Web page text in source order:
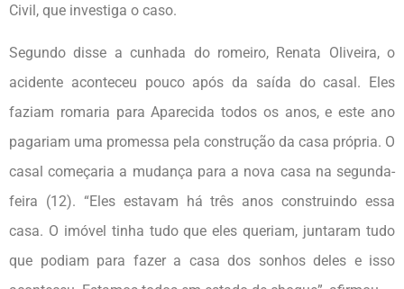
Civil, que investiga o caso.
Segundo disse a cunhada do romeiro, Renata Oliveira, o
acidente aconteceu pouco após da saída do casal. Eles
faziam romaria para Aparecida todos os anos, e este ano
pagariam uma promessa pela construção da casa própria. O
casal começaria a mudança para a nova casa na segunda-
feira (12). “Eles estavam há três anos construindo essa
casa. O imóvel tinha tudo que eles queriam, juntaram tudo
que podiam para fazer a casa dos sonhos deles e isso